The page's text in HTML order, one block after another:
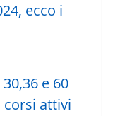
ecco i